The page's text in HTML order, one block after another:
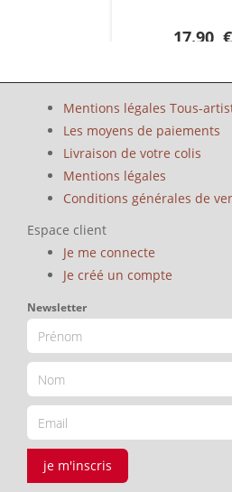
17.90 €
Mentions légales Tous-
Les moyens de paiements
Livraison de votre colis
Mentions légales
Conditions générales de
Espace client
Je me connecte
Je créé un compte
Newsletter
je m'inscris